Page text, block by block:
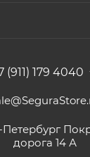
(911) 179 4040
Петербург
дорога 14 А